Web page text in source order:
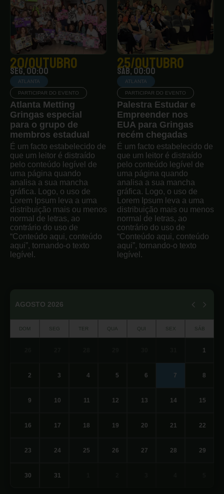
20/outubro
seg, 00:00
ATLANTA
PARTICIPAR DO EVENTO
Atlanta Metting
Gringas especial
para o grupo de
membros estadual
É um facto estabelecido de
que um leitor é distraído
pelo conteúdo legível de
uma página quando
analisa a sua mancha
gráfica. Logo, o uso de
Lorem Ipsum leva a uma
distribuição mais ou menos
normal de letras, ao
contrário do uso de
“Conteúdo aqui, conteúdo
aqui”, tornando-o texto
legível.
25/outubro
sáb, 00:00
ATLANTA
PARTICIPAR DO EVENTO
Palestra Estudar e
Empreender nos
EUA para Gringas
recém chegadas
É um facto estabelecido de
que um leitor é distraído
pelo conteúdo legível de
uma página quando
analisa a sua mancha
gráfica. Logo, o uso de
Lorem Ipsum leva a uma
distribuição mais ou menos
normal de letras, ao
contrário do uso de
“Conteúdo aqui, conteúdo
aqui”, tornando-o texto
legível.
AGOSTO 2026
DOM SEG TER QUA QUI SEX SÁB
1
2 3 4 5 6 7 8
9 10 11 12 13 14 15
16 17 18 19 20 21 22
23 24 25 26 27 28 29
30 31